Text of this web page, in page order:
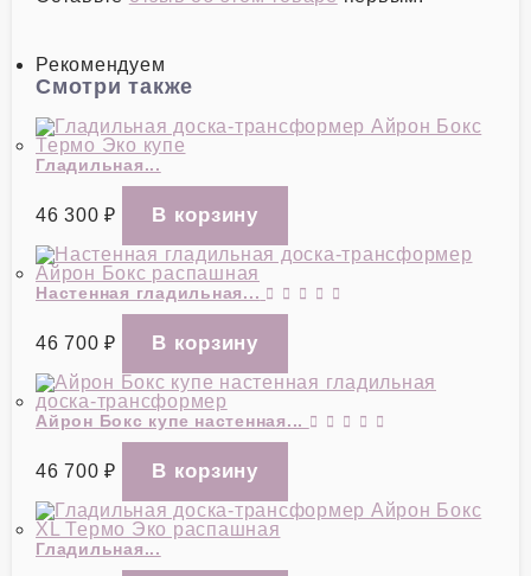
Рекомендуем
Смотри также
Гладильная...
46 300₽
Настенная гладильная...
46 700₽
Айрон Бокс купе настенная...
46 700₽
Гладильная...